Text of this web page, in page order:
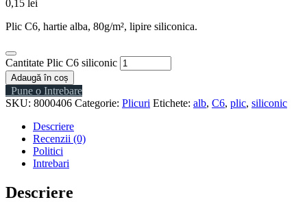
0,15 lei
Plic C6, hartie alba, 80g/m², lipire siliconica.
Cantitate Plic C6 siliconic
Adaugă în coș
Pune o Intrebare
SKU: 8000406 Categorie: Plicuri Etichete: alb, C6, plic, siliconic
Descriere
Recenzii (0)
Politici
Intrebari
Descriere